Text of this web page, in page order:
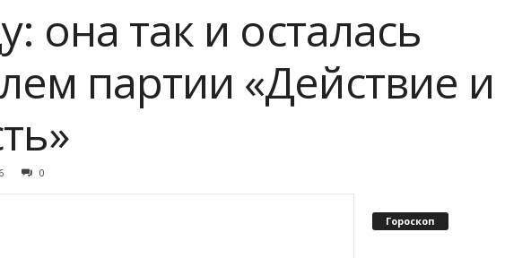
она так и осталась
партии «Действие и
0
Гороскоп